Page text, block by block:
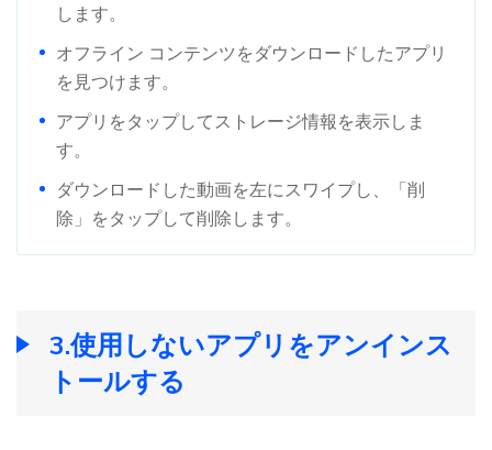
します。
オフライン コンテンツをダウンロードしたアプリ
を見つけます。
アプリをタップしてストレージ情報を表示しま
す。
ダウンロードした動画を左にスワイプし、「削
除」をタップして削除します。
3.使用しないアプリをアンインス
トールする